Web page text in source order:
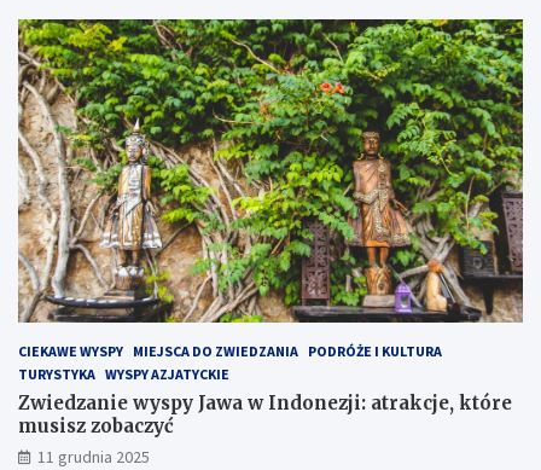
e
n
a
P
ó
ł
w
y
s
p
i
e
H
e
s
k
i
m
?
CIEKAWE WYSPY MIEJSCA DO ZWIEDZANIA PODRÓŻE I KULTURA
TURYSTYKA WYSPY AZJATYCKIE
Zwiedzanie wyspy Jawa w Indonezji: atrakcje, które
musisz zobaczyć
11 grudnia 2025